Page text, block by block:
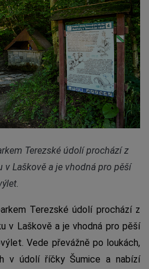
Terezské údolí prochází z
v Laškově a je vhodná pro pěší
Terezské údolí prochází z
v Laškově a je vhodná pro pěší
Vede převážně po loukách,
v údolí říčky Šumice a nabízí